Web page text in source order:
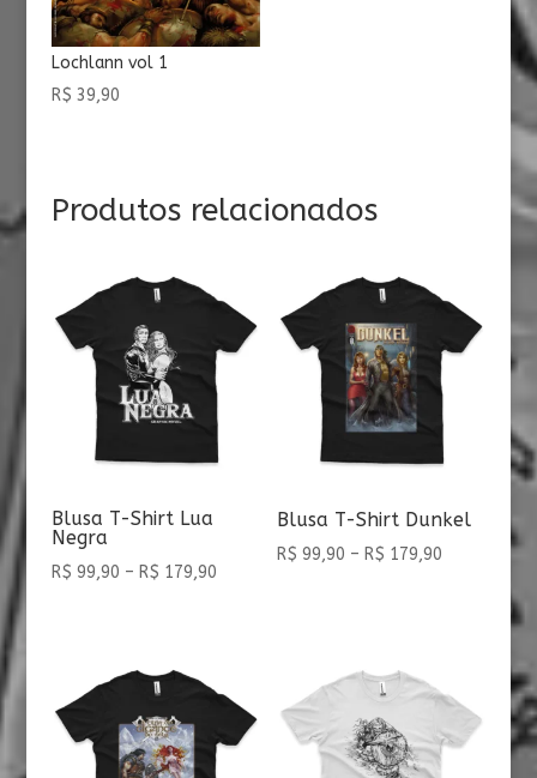
Lochlann vol 1
R$ 39,90
Produtos relacionados
Blusa T-Shirt Lua
Negra
R$ 99,90 – R$ 179,90Faixa
através
R$ 179,90
Blusa T-Shirt Dunkel
R$ 99,90 – R$ 179,90
R$ 179,90